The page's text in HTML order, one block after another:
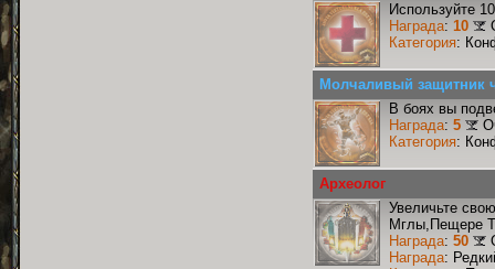
Используйте
Награда: 10
Категория:
Молчаливый защитник
В боях вы
Награда: 5
Категория:
Археолог
Увеличьте
Мглы,Пещере
Награда: 50
Награда: